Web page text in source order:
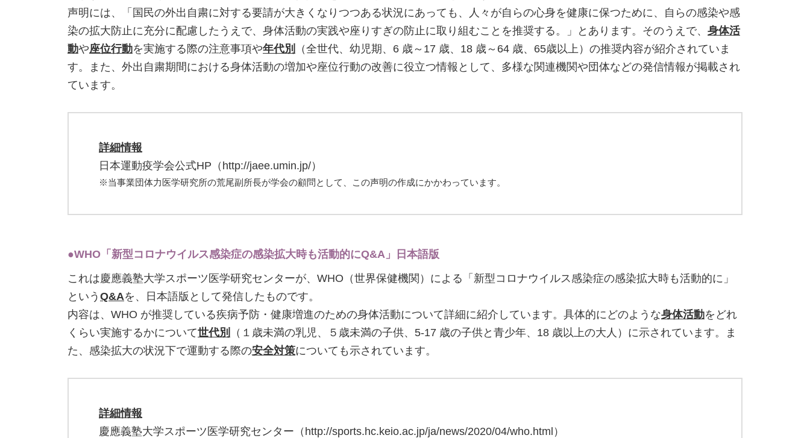
声明には、「国民の外出自粛に対する要請が大きくなりつつある状況にあっても、人々が自らの心身を健康に保つために、自らの感染や感
染の拡大防止に充分に配慮したうえで、身体活動の実践や座りすぎの防止に取り組むことを推奨する。」とあります。そのうえで、 身体活
動や座位行動を実施する際の注意事項や年代別
（全世代、幼児期、6 歳～17 歳、18 歳～64 歳、65歳以上）の推奨内容が紹介されていま
す。また、外出自粛期間における身体活動の増加や座位行動の改善に役立つ情報として、多様な関連機関や団体などの発信情報が掲載され
ています。
詳細情報
日本運動疫学会公式HP（http://jaee.umin.jp/）
※当事業団体力医学研究所の荒尾副所長が学会の顧問として、この声明の作成にかかわっています。
●WHO「新型コロナウイルス感染症の感染拡大時も活動的にQ&A」日本語版
これは慶應義塾大学スポーツ医学研究センターが、WHO（世界保健機関）による「新型コロナウイルス感染症の感染拡大時も活動的に」
という Q&Aを、日本語版として発信したものです。
内容は、WHO が推奨している疾病予防・健康増進のための身体活動について詳細に紹介しています。具体的にどのような身体活動をどれ
くらい実施するかについて世代別
（１歳未満の乳児、５歳未満の子供、5-17 歳の子供と青少年、18 歳以上の大人）に示されています。ま
た、感染拡大の状況下で運動する際の安全対策についても示されています。
詳細情報
慶應義塾大学スポーツ医学研究センター（http://sports.hc.keio.ac.jp/ja/news/2020/04/who.html）